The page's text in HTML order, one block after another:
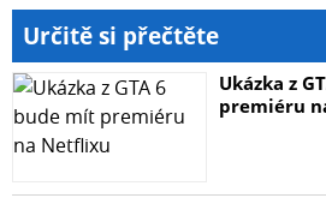
Určitě si přečtěte
Ukázka z
premiéru